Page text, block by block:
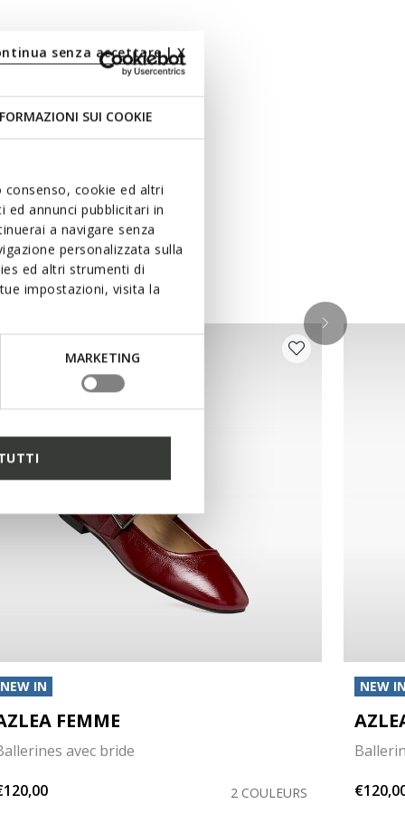
SUI COOKIE
cookie ed altri
annunci pubblicitari in
a navigare senza
personalizzata sulla
ed altri strumenti di
impostazioni, visita la
MARKETING
senza accettare | X
NEW IN
FEMME
avec bride
2 COULEURS
NEW